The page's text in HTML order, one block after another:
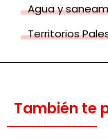
Agua y
Territorios
También te